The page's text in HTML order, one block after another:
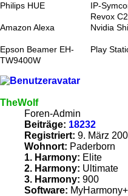
Philips HUE
IP-
Revox
Amazon Alexa Nvidia
Epson Beamer EH-
TW9400W
Play
TheWolf
Foren-Admin
Beiträge: 18232
Registriert: 9. März
Wohnort: Paderborn
1. Harmony: Elite
2. Harmony: Ultimate
3. Harmony: 900
Software: